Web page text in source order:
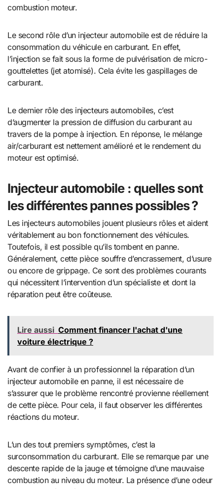
combustion moteur.
Le second rôle d’un injecteur automobile est de réduire la
consommation du véhicule en carburant. En effet,
l’injection se fait sous la forme de pulvérisation de micro-
gouttelettes (jet atomisé). Cela évite les gaspillages de
carburant.
Le dernier rôle des injecteurs automobiles, c’est
d’augmenter la pression de diffusion du carburant au
travers de la pompe à injection. En réponse, le mélange
air/carburant est nettement amélioré et le rendement du
moteur est optimisé.
Injecteur automobile : quelles sont
les différentes pannes possibles ?
Les injecteurs automobiles jouent plusieurs rôles et aident
véritablement au bon fonctionnement des véhicules.
Toutefois, il est possible qu’ils tombent en panne.
Généralement, cette pièce souffre d’encrassement, d’usure
ou encore de grippage. Ce sont des problèmes courants
qui nécessitent l’intervention d’un spécialiste et dont la
réparation peut être coûteuse.
Lire aussi Comment financer l'achat d'une
voiture électrique ?
Avant de confier à un professionnel la réparation d’un
injecteur automobile en panne, il est nécessaire de
s’assurer que le problème rencontré provienne réellement
de cette pièce. Pour cela, il faut observer les différentes
réactions du moteur.
L’un des tout premiers symptômes, c’est la
surconsommation du carburant. Elle se remarque par une
descente rapide de la jauge et témoigne d’une mauvaise
combustion au niveau du moteur. La présence d’une odeur